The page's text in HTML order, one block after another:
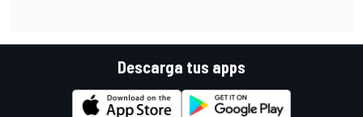
Descarga tus apps